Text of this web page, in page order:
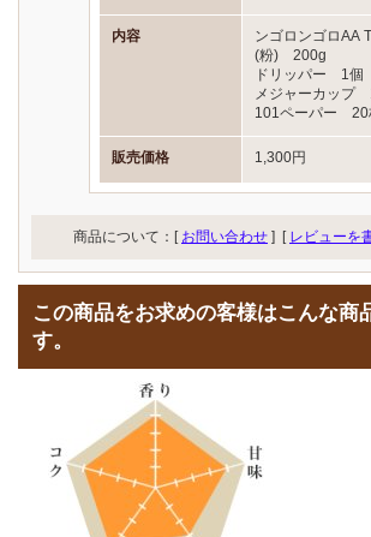
内容
ンゴロンゴロAA
(粉) 200g
ドリッパー 1個
メジャーカップ
101ペーパー 20
販売価格 1,300円
商品について：[ お問い合わせ ] [ レビューを
この商品をお求めの客様はこんな商
す。